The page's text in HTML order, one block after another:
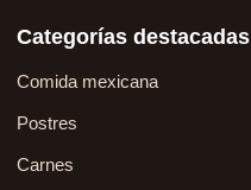
Categorías destacadas
Comida mexicana
Postres
Carnes